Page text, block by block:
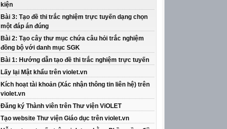
kiện
Bài 3: Tạo đề thi trắc nghiệm trực tuyến dạng chọn
một đáp án đúng
Bài 2: Tạo cây thư mục chứa câu hỏi trắc nghiệm
đồng bộ với danh mục SGK
Bài 1: Hướng dẫn tạo đề thi trắc nghiệm trực tuyến
Lấy lại Mật khẩu trên violet.vn
Kích hoạt tài khoản (Xác nhận thông tin liên hệ) trên
violet.vn
Đăng ký Thành viên trên Thư viện ViOLET
Tạo website Thư viện Giáo dục trên violet.vn